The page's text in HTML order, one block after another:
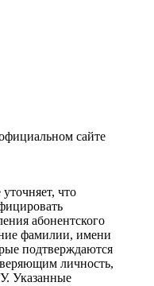
сайте
что
абонентского
фамилии, имени
подтверждаются
личность,
Указанные